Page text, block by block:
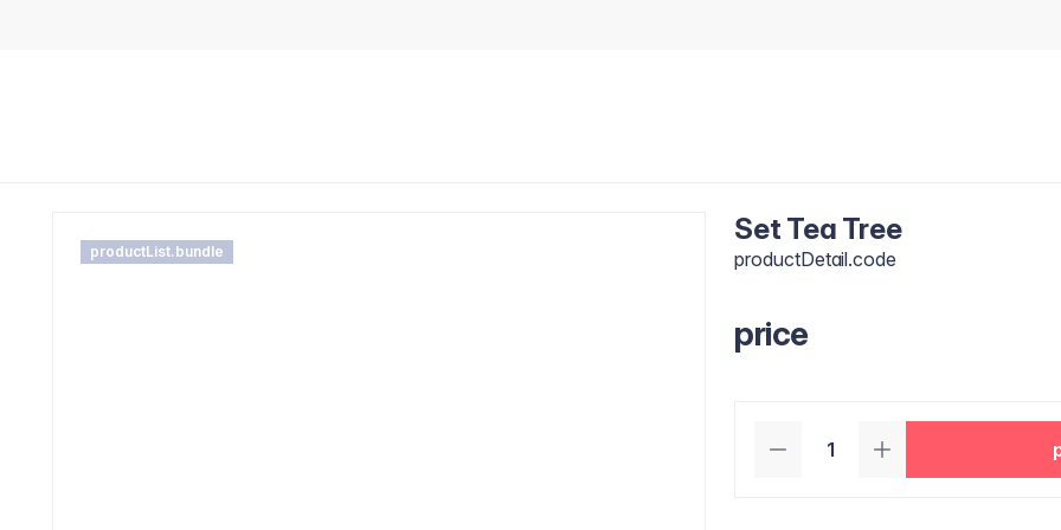
productList.bundle
Set Tea Tree
productDetail.code
price